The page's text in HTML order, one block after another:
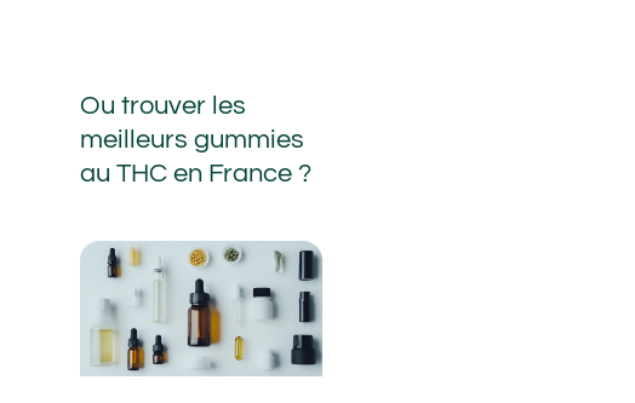
Ou trouver les
meilleurs gummies
au THC en France ?